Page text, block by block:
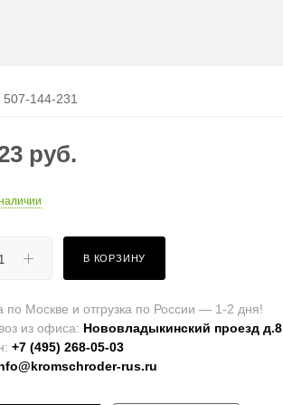
507-144-231
руб.
В КОРЗИНУ
по Москве и отгрузка по России — 1-2 дня!
из офиса: Нововладыкинский проезд д.8
+7 (495) 268-05-03
rus.ru